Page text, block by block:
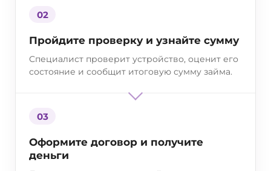
02
Пройдите проверку и узнайте сумму
Специалист проверит устройство, оценит его
состояние и сообщит итоговую сумму займа.
03
Оформите договор и получите
деньги